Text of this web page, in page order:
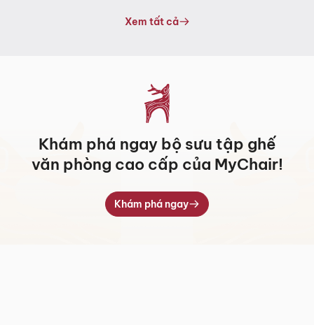
Xem tất cả
Khám phá ngay bộ sưu tập ghế
văn phòng cao cấp của MyChair!
Khám phá ngay